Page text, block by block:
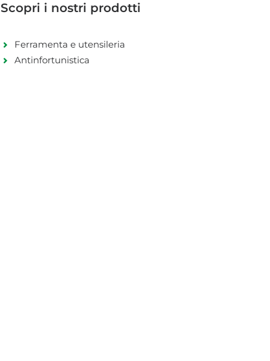
Scopri i nostri prodotti
Ferramenta e utensileria
Antinfortunistica